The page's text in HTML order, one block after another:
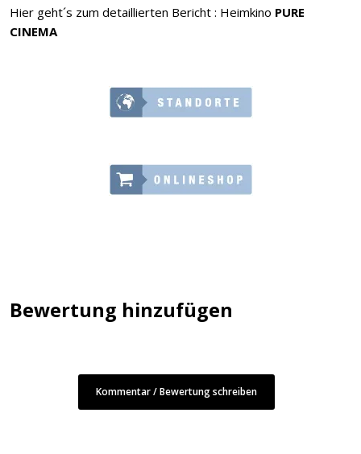
Hier geht´s zum detaillierten Bericht : Heimkino PURE
CINEMA
Bewertung hinzufügen
Kommentar / Bewertung schreiben